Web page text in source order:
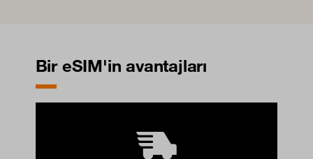
Bir eSIM'in avantajları